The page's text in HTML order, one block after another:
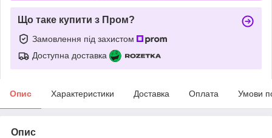
Що таке купити з Пром?
Замовлення під захистом
Доступна доставка
Опис Характеристики Доставка Оплата Умови
Опис